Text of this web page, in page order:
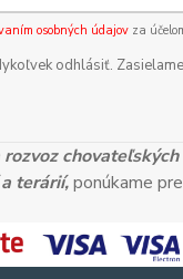
osobných údajovza
odhlásiť.
rozvoz
terárií,ponúkame